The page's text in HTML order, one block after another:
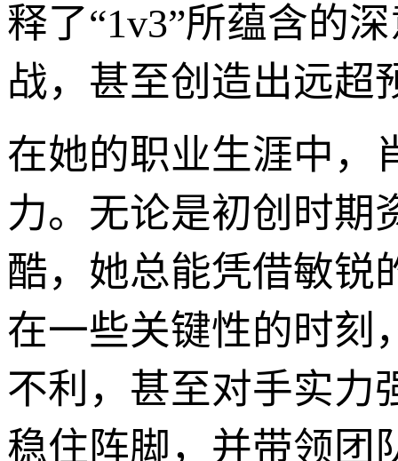
释了“1v3”所蕴含的
战，甚至创造出远超
在她的职业生涯中，
力。无论是初创时期
酷，她总能凭借敏锐
在一些关键性的时刻
不利，甚至对手实力
稳住阵脚，并带领团